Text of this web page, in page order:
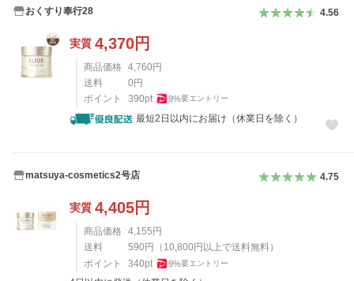
おくすり奉行28 4.56
実質 4,370円
商品価格 4,760 円
送料
0 円
ポイント
390pt 9%要エントリー
最短2日以内にお届け（休業日を除く）
matsuya-cosmetics2号店 4.75
実質 4,405円
商品価格 4,155 円
送料
590 円 （ 10,800 円以上で送料無料）
ポイント
340pt 9%要エントリー